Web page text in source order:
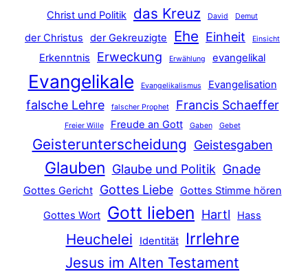
Christ und Politik das Kreuz David Demut
der Christus der Gekreuzigte Ehe Einheit Einsicht
Erkenntnis Erweckung Erwählung evangelikal
Evangelikale Evangelikalismus Evangelisation
falsche Lehre falscher Prophet Francis Schaeffer
Freier Wille Freude an Gott Gaben Gebet
Geisterunterscheidung Geistesgaben
Glauben Glaube und Politik Gnade
Gottes Gericht Gottes Liebe Gottes Stimme hören
Gottes Wort
Gott lieben Hartl Hass
Heuchelei Identität Irrlehre
Jesus im Alten Testament